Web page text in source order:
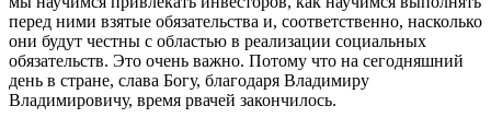
перед ними взятые обязательства и, соответственно, насколько
они будут честны с областью в реализации социальных
обязательств. Это очень важно. Потому что на сегодняшний
день в стране, слава Богу, благодаря Владимиру
Владимировичу, время рвачей закончилось.